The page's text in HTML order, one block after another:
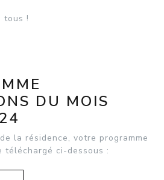
tous !
DU MOIS
la résidence, votre programme
téléchargé ci-dessous :